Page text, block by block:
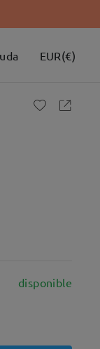
EUR(€)
disponible